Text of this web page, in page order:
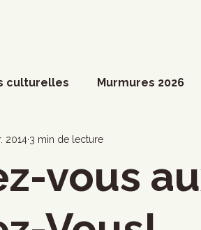
culturelles Murmures 2026
spécial
Divers Coup de
vous
2014 3 min de lecture